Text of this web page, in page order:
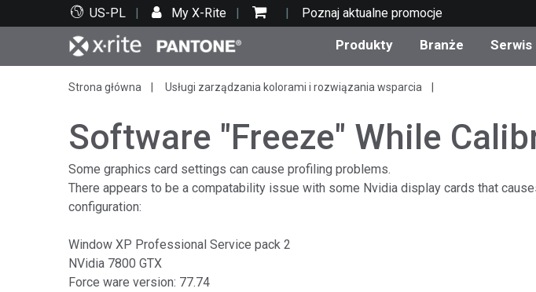
US-PL My X-Rite Poznaj aktualne promocje
Produkty
Top produkty Kategorie produktów
Branże
Druk i opakowania
Motoryzacja
Farby i powłoki
Wsparcie techniczne Serwis i utrzymanie
Zasoby edukacyjne Szkolenie
Strona główna Usługi zarządzania kolorami i rozwiązania wsparcia
Software "Freeze" While
Some graphics card settings can cause profiling problems.
There appears to be a compatability issue with some Nvidia display cards that
configuration:
Window XP Professional Service pack 2
NVidia 7800 GTX
Force ware version: 77.74